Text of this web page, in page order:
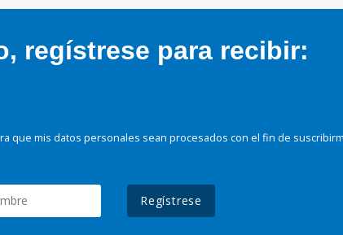
regístrese para recibir:
que mis datos personales sean procesados con el fin de
Regístrese